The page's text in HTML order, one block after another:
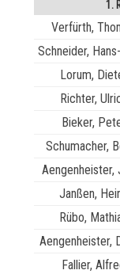
1.
Verfürth,
Schneider,
Lorum,
Richter,
Bieker,
Schumacher,
Aengenheister,
Janßen,
Rübo,
Aengenheister,
Fallier,